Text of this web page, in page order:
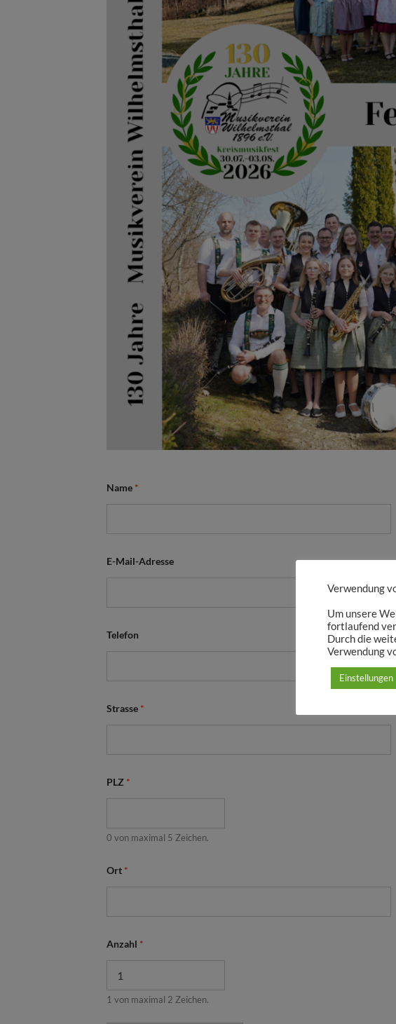
Name *
E-Mail-Adresse
Telefon
n
l
*
Strasse *
PLZ *
0 von maximal 5 Zeichen.
Ort *
Anzahl *
1 von maximal 2 Zeichen.
Verwendung
Um unsere
fortlaufend
Durch die
Verwendung
Einstellungen